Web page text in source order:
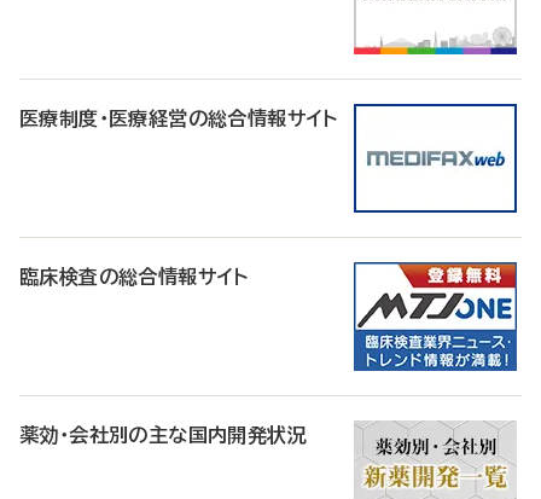
医療制度・医療経営の総合情報サイト
臨床検査の総合情報サイト
薬効・会社別の主な国内開発状況